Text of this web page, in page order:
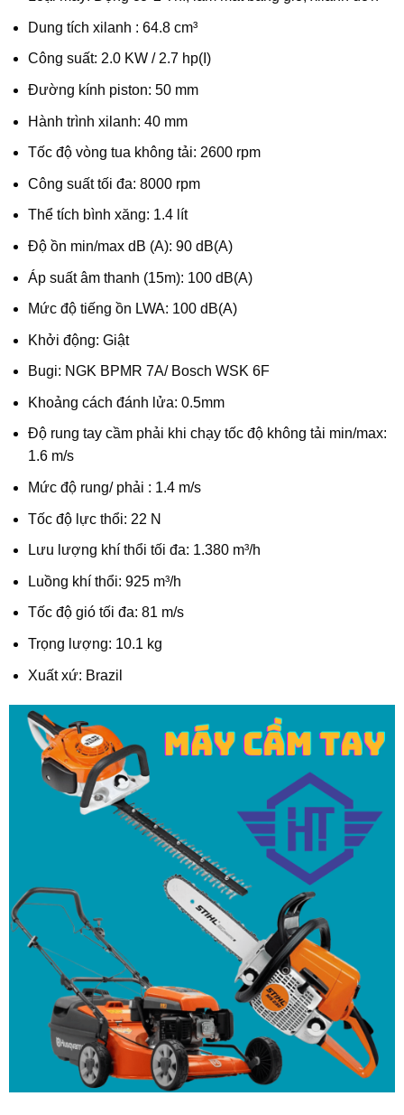
Dung tích xilanh : 64.8 cm³
Công suất: 2.0 KW / 2.7 hp(I)
Đường kính piston: 50 mm
Hành trình xilanh: 40 mm
Tốc độ vòng tua không tải: 2600 rpm
Công suất tối đa: 8000 rpm
Thể tích bình xăng: 1.4 lít
Độ ồn min/max dB (A): 90 dB(A)
Áp suất âm thanh (15m): 100 dB(A)
Mức độ tiếng ồn LWA: 100 dB(A)
Khởi động: Giật
Bugi: NGK BPMR 7A/ Bosch WSK 6F
Khoảng cách đánh lửa: 0.5mm
Độ rung tay cầm phải khi chạy tốc độ không tải min/max:
1.6 m/s
Mức độ rung/ phải : 1.4 m/s
Tốc độ lực thổi: 22 N
Lưu lượng khí thổi tối đa: 1.380 m³/h
Luồng khí thổi: 925 m³/h
Tốc độ gió tối đa: 81 m/s
Trọng lượng: 10.1 kg
Xuất xứ: Brazil